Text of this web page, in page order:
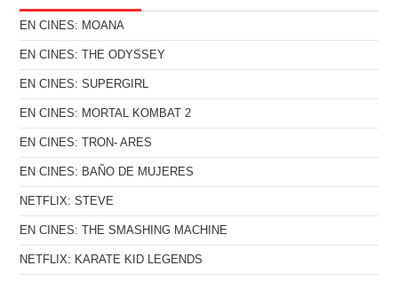
EN CINES: MOANA
EN CINES: THE ODYSSEY
EN CINES: SUPERGIRL
EN CINES: MORTAL KOMBAT 2
EN CINES: TRON- ARES
EN CINES: BAÑO DE MUJERES
NETFLIX: STEVE
EN CINES: THE SMASHING MACHINE
NETFLIX: KARATE KID LEGENDS